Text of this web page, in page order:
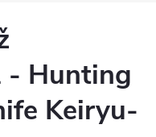
- Hunting
Keiryu-